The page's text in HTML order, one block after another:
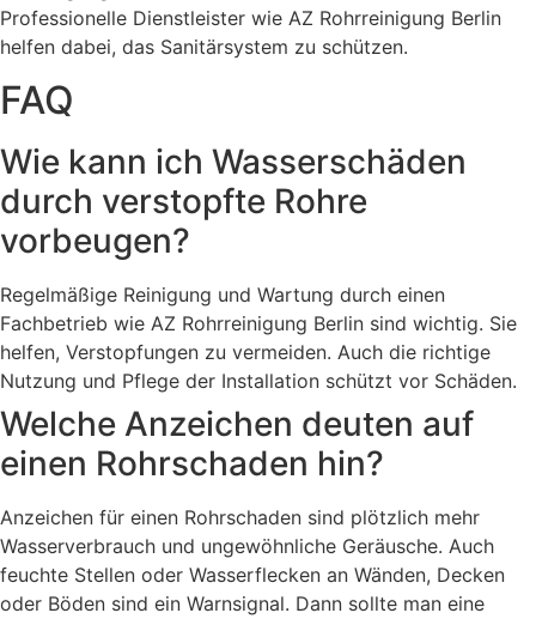
Professionelle Dienstleister wie AZ Rohrreinigung Berlin
helfen dabei, das Sanitärsystem zu schützen.
FAQ
Wie kann ich Wasserschäden
durch verstopfte Rohre
vorbeugen?
Regelmäßige Reinigung und Wartung durch einen
Fachbetrieb wie AZ Rohrreinigung Berlin sind wichtig. Sie
helfen, Verstopfungen zu vermeiden. Auch die richtige
Nutzung und Pflege der Installation schützt vor Schäden.
Welche Anzeichen deuten auf
einen Rohrschaden hin?
Anzeichen für einen Rohrschaden sind plötzlich mehr
Wasserverbrauch und ungewöhnliche Geräusche. Auch
feuchte Stellen oder Wasserflecken an Wänden, Decken
oder Böden sind ein Warnsignal. Dann sollte man eine